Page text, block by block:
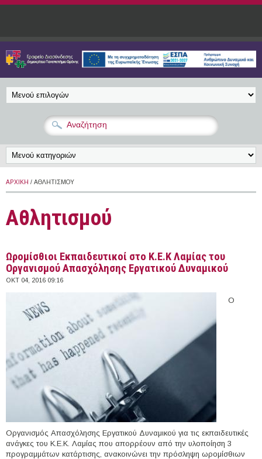
Παράκαμψη προς το κυρίως περιεχόμενο
ΑΡΧΙΚΉ / ΑΘΛΗΤΙΣΜΟΎ
Αθλητισμού
Ωρομίσθιοι Εκπαιδευτικοί στο Κ.Ε.Κ Λαμίας του
Οργανισμού Απασχόλησης Εργατικού Δυναμικού
ΟΚΤ 04, 2016 09:16
Ο
Οργανισμός Απασχόλησης Εργατικού Δυναμικού για τις εκπαιδευτικές
ανάγκες του Κ.Ε.Κ. Λαμίας που απορρέουν από την υλοποίηση 3
προγραμμάτων κατάρτισης, ανακοινώνει την πρόσληψη ωρομίσθιων